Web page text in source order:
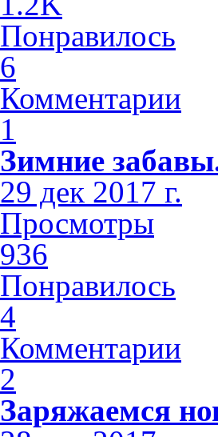
Понравилось
6
Комментарии
1
Зимние
29 дек 2017 г.
Просмотры
936
Понравилось
4
Комментарии
2
Заряжаемся